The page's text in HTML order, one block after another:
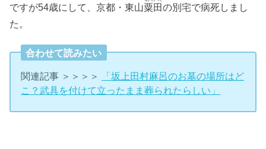
ですが54歳にして、京都・東山粟田の別宅で病死しまし
た。
合わせて読みたい
関連記事 ＞＞＞＞
「坂上田村麻呂のお墓の場所はど
こ？武具を付けて立ったまま葬られたらしい」